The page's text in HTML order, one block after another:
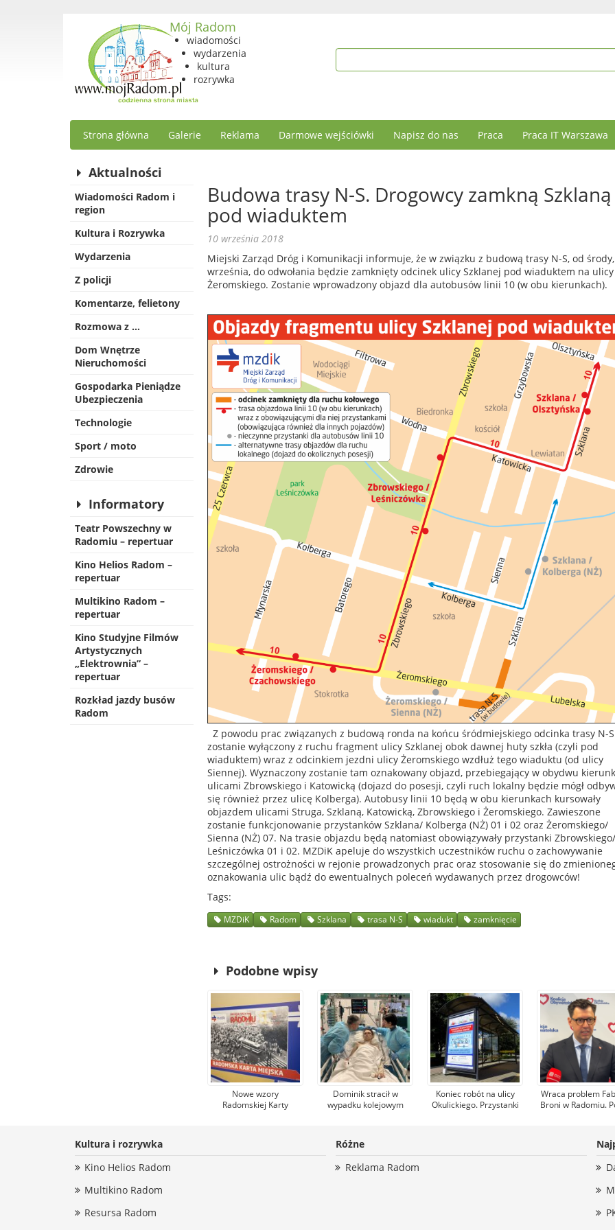
Mój Radom
wiadomości
wydarzenia
kultura
rozrywka
Strona główna Galerie Reklama Darmowe wejściówki Napisz do nas Praca Praca IT Warszawa
Aktualności
Wiadomości Radom i
region
Kultura i Rozrywka
Wydarzenia
Z policji
Komentarze, felietony
Rozmowa z …
Dom Wnętrze
Nieruchomości
Gospodarka Pieniądze
Ubezpieczenia
Technologie
Sport / moto
Zdrowie
Informatory
Teatr Powszechny w
Radomiu – repertuar
Kino Helios Radom –
repertuar
Multikino Radom –
repertuar
Kino Studyjne Filmów
Artystycznych
„Elektrownia” –
repertuar
Rozkład jazdy busów
Radom
Budowa trasy N-S. Drogowcy zamkną Szklaną
pod wiaduktem
10 września 2018
Miejski Zarząd Dróg i Komunikacji informuje, że w związku z budową trasy N-S, od
września, do odwołania będzie zamknięty odcinek ulicy Szklanej pod wiaduktem na ulicy
Żeromskiego. Zostanie wprowadzony objazd dla autobusów linii 10 (w obu kierunkach).
Z powodu prac związanych z budową ronda na końcu śródmiejskiego odcinka trasy N-S
zostanie wyłączony z ruchu fragment ulicy Szklanej obok dawnej huty szkła (czyli pod
wiaduktem) wraz z odcinkiem jezdni ulicy Żeromskiego wzdłuż tego wiaduktu (od ulicy
Siennej). Wyznaczony zostanie tam oznakowany objazd, przebiegający w obydwu
ulicami Zbrowskiego i Katowicką (dojazd do posesji, czyli ruch lokalny będzie mógł
się również przez ulicę Kolberga). Autobusy linii 10 będą w obu kierunkach kursowały
objazdem ulicami Struga, Szklaną, Katowicką, Zbrowskiego i Żeromskiego. Zawieszone
zostanie funkcjonowanie przystanków Szklana/ Kolberga (NŻ) 01 i 02 oraz Żeromskiego/
Sienna (NŻ) 07. Na trasie objazdu będą natomiast obowiązywały przystanki Zbrowskiego/
Leśniczówka 01 i 02. MZDiK apeluje do wszystkich uczestników ruchu o zachowywanie
szczególnej ostrożności w rejonie prowadzonych prac oraz stosowanie się do
oznakowania ulic bądź do ewentualnych poleceń wydawanych przez drogowców!
Tags
MZDiK Radom Szklana trasa N-S wiadukt zamknięcie
Podobne wpisy
Nowe wzory
Radomskiej Karty
Dominik stracił w
wypadku kolejowym
darczyńców przekazał
na leczenie 100 tys. zł!
Koniec robót na ulicy
Okulickiego. Przystanki
Wraca problem
Broni w Radomiu.
Przemysława
Kultura i rozrywka
Kino Helios Radom
Multikino Radom
Resursa Radom
Różne
Reklama Radom